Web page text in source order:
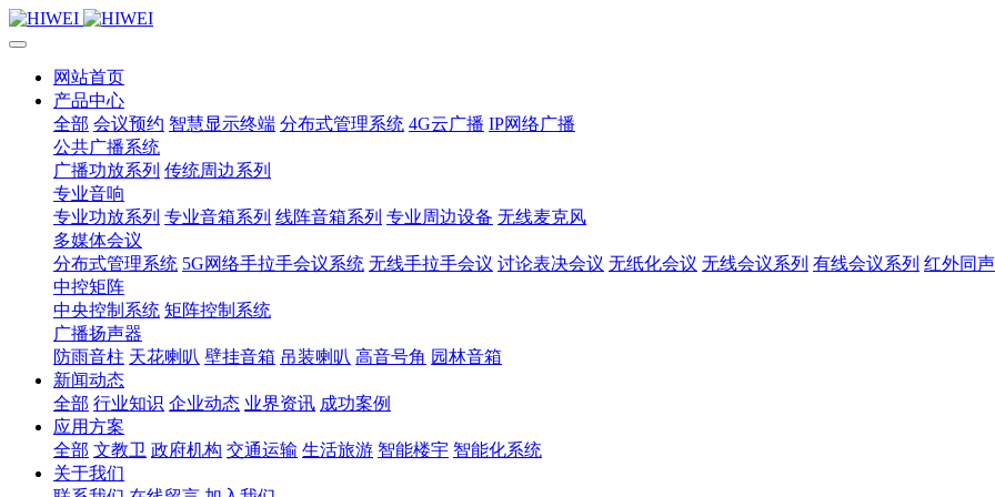
网站首页
产品中心
全部 会议预约 智慧显示终端 分布式管理系统 4G云广播 IP网络广播
公共广播系统
广播功放系列 传统周边系列
专业音响
专业功放系列 专业音箱系列 线阵音箱系列 专业周边设备 无线麦克风
多媒体会议
分布式管理系统 5G网络手拉手会议系统 无线手拉手会议 讨论表决会议 无纸化会议 无线会议系列 有线会议系列 红外同
中控矩阵
中央控制系统 矩阵控制系统
广播扬声器
防雨音柱 天花喇叭 壁挂音箱 吊装喇叭 高音号角 园林音箱
新闻动态
全部 行业知识 企业动态 业界资讯 成功案例
应用方案
全部 文教卫 政府机构 交通运输 生活旅游 智能楼宇 智能化系统
关于我们